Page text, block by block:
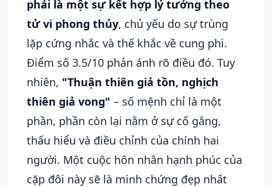
phải là một sự kết hợp lý tưởng theo
tử vi phong thủy, chủ yếu do sự trùng
lặp cứng nhắc và thế khắc về cung phi.
Điểm số 3.5/10 phản ánh rõ điều đó. Tuy
nhiên, "Thuận thiên giả tồn, nghịch
thiên giả vong" – số mệnh chỉ là một
phần, phần còn lại nằm ở sự cố gắng,
thấu hiểu và điều chỉnh của chính hai
người. Một cuộc hôn nhân hạnh phúc của
cặp đôi này sẽ là minh chứng đẹp nhất